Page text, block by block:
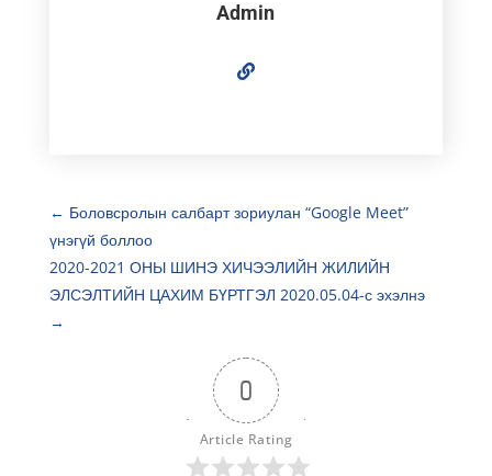
Admin
← Боловсролын салбарт зориулан “Google Meet”
үнэгүй боллоо
2020-2021 ОНЫ ШИНЭ ХИЧЭЭЛИЙН ЖИЛИЙН
ЭЛСЭЛТИЙН ЦАХИМ БҮРТГЭЛ 2020.05.04-с эхэлнэ
→
0
Article Rating